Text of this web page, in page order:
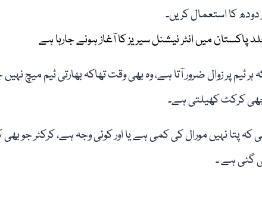
کا استعمال کریں۔
میں انٹر نیشنل سیریز کا آغاز ہونے جارہا ہے
ٹیم پر زوال ضرور آتا ہے، وہ بھی وقت تھاکہ بھارتی ٹیم میچ
کرکٹ کھیلتی ہے۔
پتا نہیں مورال کی کمی ہے یا اور کوئی وجہ ہے، کرکٹر جو
گئی ہے ۔